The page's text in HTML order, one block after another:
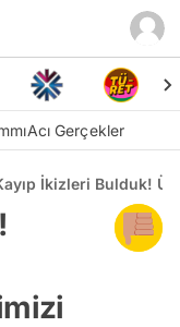
Acı Gerçekler
İkizleri Bulduk!